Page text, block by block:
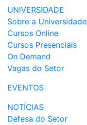
UNIVERSIDADE
Sobre a Universidade
Cursos Online
Cursos Presenciais
On Demand
Vagas do Setor
EVENTOS
NOTÍCIAS
Defesa do Setor